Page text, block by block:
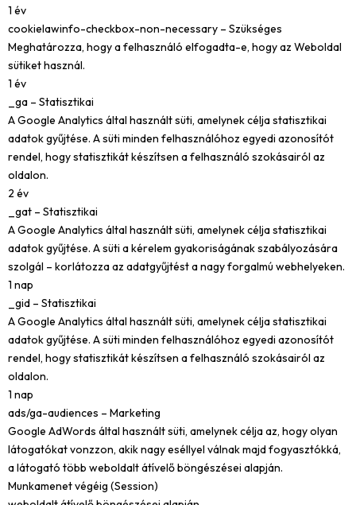
1 év
cookielawinfo-checkbox-non-necessary – Szükséges
Meghatározza, hogy a felhasználó elfogadta-e, hogy az Weboldal
sütiket használ.
1 év
_ga – Statisztikai
A Google Analytics által használt süti, amelynek célja statisztikai
adatok gyűjtése. A süti minden felhasználóhoz egyedi azonosítót
rendel, hogy statisztikát készítsen a felhasználó szokásairól az
oldalon.
2 év
_gat – Statisztikai
A Google Analytics által használt süti, amelynek célja statisztikai
adatok gyűjtése. A süti a kérelem gyakoriságának szabályozására
szolgál – korlátozza az adatgyűjtést a nagy forgalmú webhelyeken.
1 nap
_gid – Statisztikai
A Google Analytics által használt süti, amelynek célja statisztikai
adatok gyűjtése. A süti minden felhasználóhoz egyedi azonosítót
rendel, hogy statisztikát készítsen a felhasználó szokásairól az
oldalon.
1 nap
ads/ga-audiences – Marketing
Google AdWords által használt süti, amelynek célja az, hogy olyan
látogatókat vonzzon, akik nagy eséllyel válnak majd fogyasztókká,
a látogató több weboldalt átívelő böngészései alapján.
Munkamenet végéig (Session)